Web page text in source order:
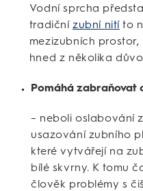
Vodní sprcha
tradiční zubní nitíto
mezizubních
hned z několika
Pomáhá zabraňovat
– neboli oslabování
usazování zubního
které vytvářejí na
bílé skvrny. K tomu
člověk problémy s